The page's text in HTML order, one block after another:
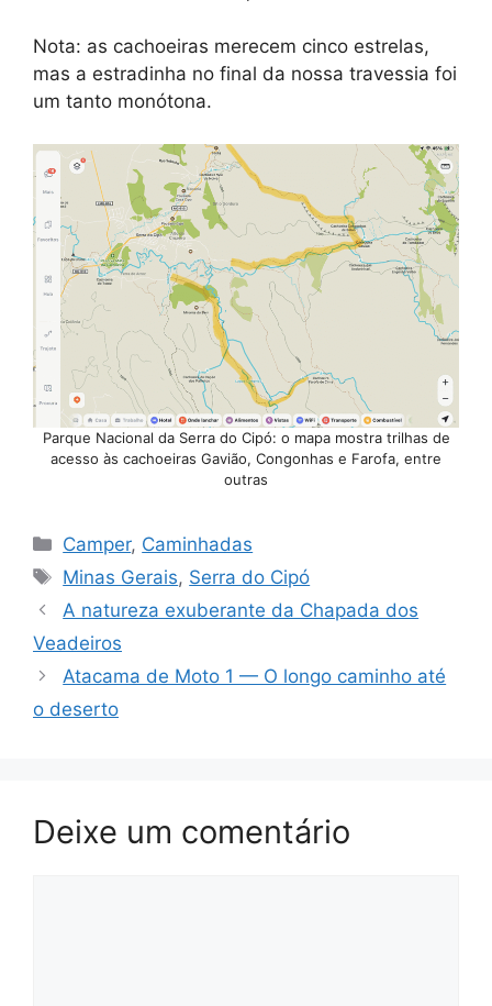
Nota: as cachoeiras merecem cinco estrelas,
mas a estradinha no final da nossa travessia foi
um tanto monótona.
Parque Nacional da Serra do Cipó: o mapa mostra trilhas de
acesso às cachoeiras Gavião, Congonhas e Farofa, entre
outras
Categorias
Camper, Caminhadas
Tags
Minas Gerais, Serra do Cipó
A natureza exuberante da Chapada dos
Veadeiros
Atacama de Moto 1 — O longo caminho até
o deserto
Deixe um comentário